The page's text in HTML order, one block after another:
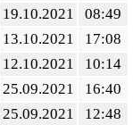
19.10.2021
08:49
13.10.2021
17:08
12.10.2021
10:14
25.09.2021
16:40
25.09.2021
12:48